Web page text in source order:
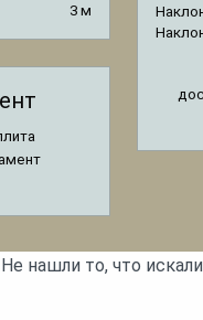
3 м
Не нашли то, что